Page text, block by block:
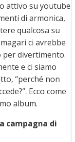
attivo su youtube
di armonica,
qualcosa su
ci avrebbe
divertimento.
e ci siamo
“perché non
Ecco come
album.
campagna di